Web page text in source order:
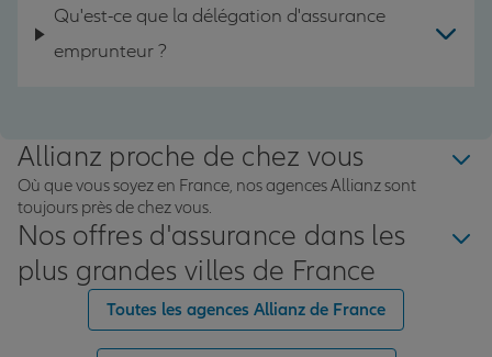
Qu'est-ce que la délégation d'assurance
emprunteur ?
Allianz proche de chez vous
Où que vous soyez en France, nos agences Allianz sont
toujours près de chez vous.
Nos offres d'assurance dans les
plus grandes villes de France
Toutes les agences Allianz de France